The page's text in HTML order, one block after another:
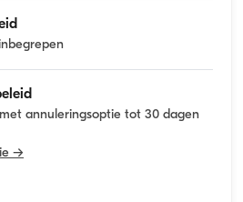
annuleringsoptie tot 30 dagen
→